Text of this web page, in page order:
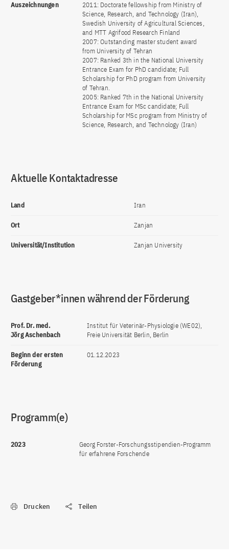
Auszeichnungen
2011: Doctorate fellowship from Ministry of
Science, Research, and Technology (Iran),
Swedish University of Agricultural Sciences,
and MTT Agrifood Research Finland
2007: Outstanding master student award
from University of Tehran
2007: Ranked 3th in the National University
Entrance Exam for PhD candidate; Full
Scholarship for PhD program from University
of Tehran.
2005: Ranked 7th in the National University
Entrance Exam for MSc candidate; Full
Scholarship for MSc program from Ministry of
Science, Research, and Technology (Iran)
Aktuelle Kontaktadresse
Land Iran
Ort Zanjan
Universität/Institution Zanjan University
Gastgeber*innen während der Förderung
Prof. Dr. med.
Jörg Aschenbach
Institut für Veterinär-Physiologie (WE02),
Freie Universität Berlin, Berlin
Beginn der ersten
Förderung
01.12.2023
Programm(e)
2023
Georg Forster-Forschungsstipendien-Programm
für erfahrene Forschende
Drucken Teilen